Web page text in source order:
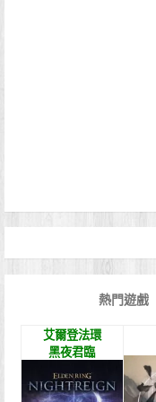
熱門遊戲
艾爾登法環
黑夜君臨